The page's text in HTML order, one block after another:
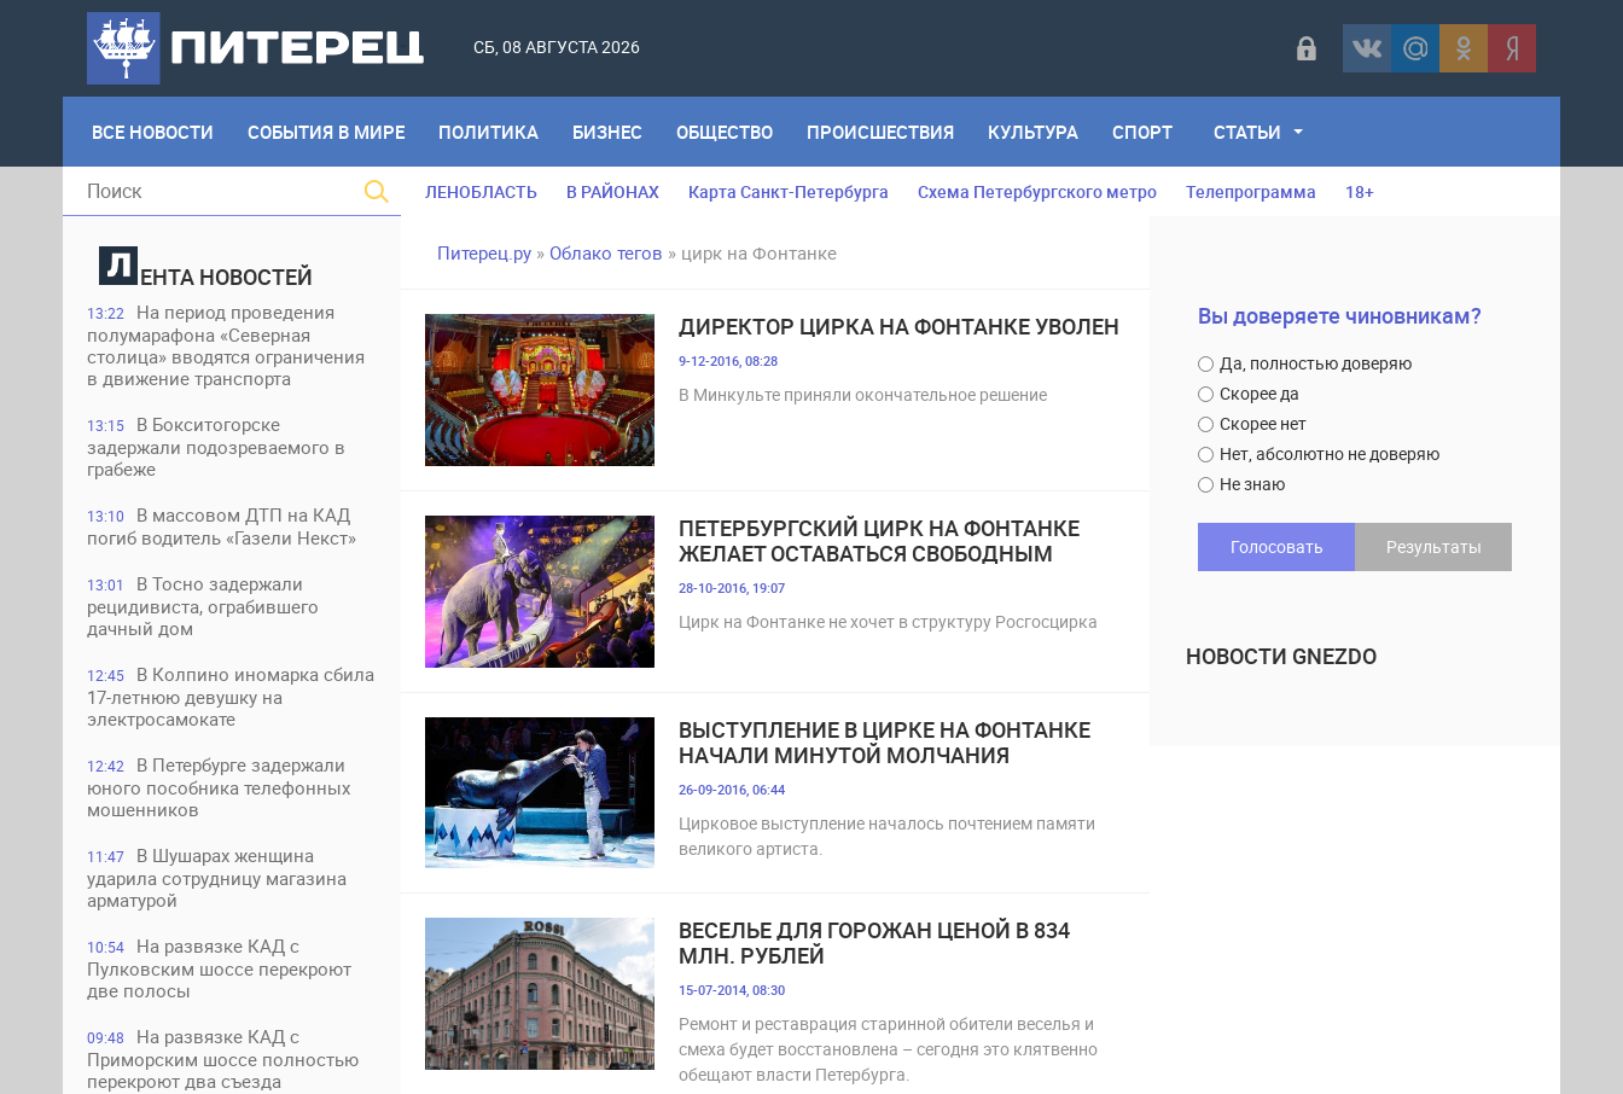
СБ, 08 АВГУСТА 2026
ВСЕ НОВОСТИ СОБЫТИЯ В МИРЕ ПОЛИТИКА БИЗНЕС ОБЩЕСТВО ПРОИСШЕСТВИЯ КУЛЬТУРА СПОРТ СТАТЬИ
ЕНТА НОВОСТЕЙ
13:22
На период проведения
полумарафона «Северная
столица» вводятся ограничения
в движение транспорта
13:15
В Бокситогорске
задержали подозреваемого в
грабеже
13:10
В массовом ДТП на КАД
погиб водитель «Газели Некст»
13:01
В Тосно задержали
рецидивиста, ограбившего
дачный дом
12:45
В Колпино иномарка сбила
17-летнюю девушку на
электросамокате
12:42
В Петербурге задержали
юного пособника телефонных
мошенников
11:47
В Шушарах женщина
ударила сотрудницу магазина
арматурой
10:54
На развязке КАД с
Пулковским шоссе перекроют
две полосы
09:48
На развязке КАД с
Приморским шоссе полностью
перекроют два съезда
ЛЕНОБЛАСТЬ В РАЙОНАХ Карта Санкт-Петербурга Схема Петербургского метро Телепрограмма 18+
Питерец.ру » Облако тегов » цирк на Фонтанке
ДИРЕКТОР ЦИРКА НА ФОНТАНКЕ УВОЛЕН
9-12-2016, 08:28
В Минкульте приняли окончательное решение
ПЕТЕРБУРГСКИЙ ЦИРК НА ФОНТАНКЕ
ЖЕЛАЕТ ОСТАВАТЬСЯ СВОБОДНЫМ
28-10-2016, 19:07
Цирк на Фонтанке не хочет в структуру Росгосцирка
ВЫСТУПЛЕНИЕ В ЦИРКЕ НА ФОНТАНКЕ
НАЧАЛИ МИНУТОЙ МОЛЧАНИЯ
26-09-2016, 06:44
Цирковое выступление началось почтением памяти
великого артиста.
ВЕСЕЛЬЕ ДЛЯ ГОРОЖАН ЦЕНОЙ В 834
МЛН. РУБЛЕЙ
15-07-2014, 08:30
Ремонт и реставрация старинной обители веселья и
смеха будет восстановлена – сегодня это клятвенно
обещают власти Петербурга.
Вы доверяете чиновникам?
Да, полностью доверяю
Скорее да
Скорее нет
Нет, абсолютно не доверяю
Не знаю
Голосовать Результаты
НОВОСТИ GNEZDO